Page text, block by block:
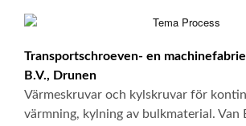
Transportschroeven- en
B.V., Drunen
Värmeskruvar och kylskruvar för
värmning, kylning av bulkmaterial. Van